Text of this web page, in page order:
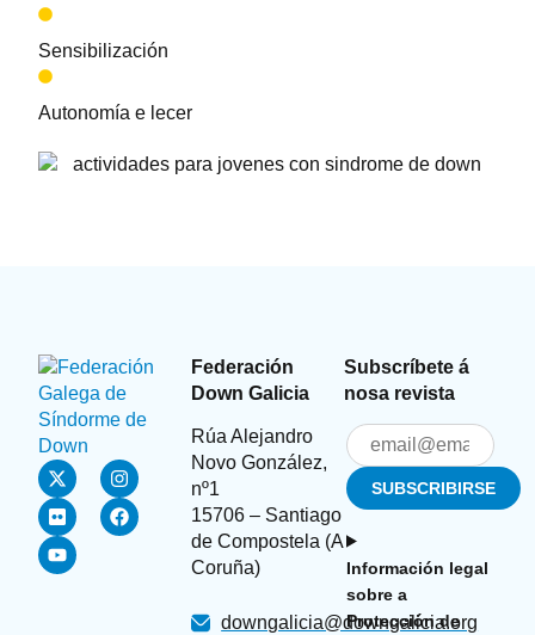
Sensibilización
Autonomía e lecer
Federación
Down Galicia
Rúa Alejandro
Novo González,
nº1
15706 – Santiago
de Compostela (A
Coruña)
downgalicia@downgalicia.org
Subscríbete á
nosa revista
Información legal
sobre a
Protección de